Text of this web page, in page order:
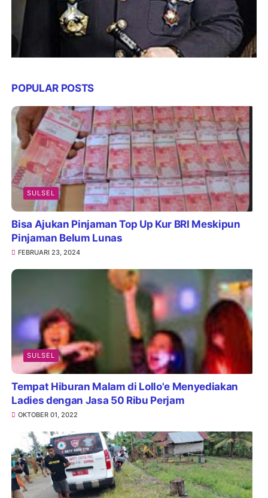
POPULAR POSTS
SULSEL
Bisa Ajukan Pinjaman Top Up Kur BRI Meskipun
Pinjaman Belum Lunas
FEBRUARI 23, 2024
SULSEL
Tempat Hiburan Malam di Lollo'e Menyediakan
Ladies dengan Jasa 50 Ribu Perjam
OKTOBER 01, 2022